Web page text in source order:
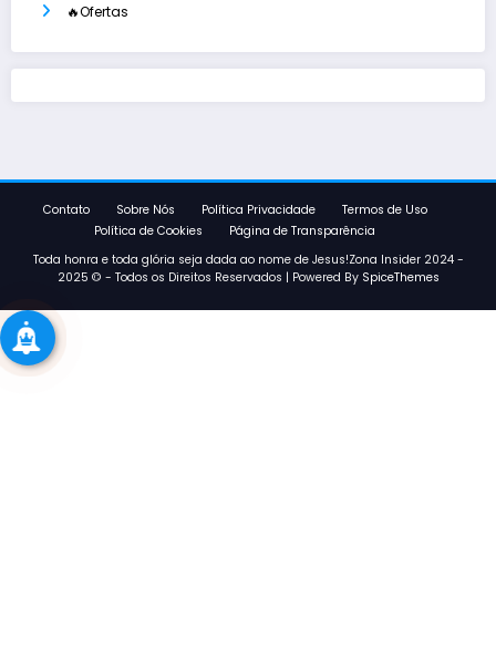
🔥Ofertas
Contato Sobre Nós Política Privacidade
Termos de Uso
Política de Cookies
Página de Transparência
Toda honra e toda glória seja dada ao nome de Jesus!Zona Insider 2024 -
2025 © - Todos os Direitos Reservados | Powered By SpiceThemes